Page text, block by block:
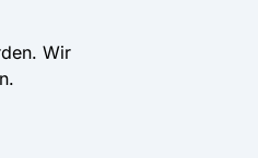
Wir